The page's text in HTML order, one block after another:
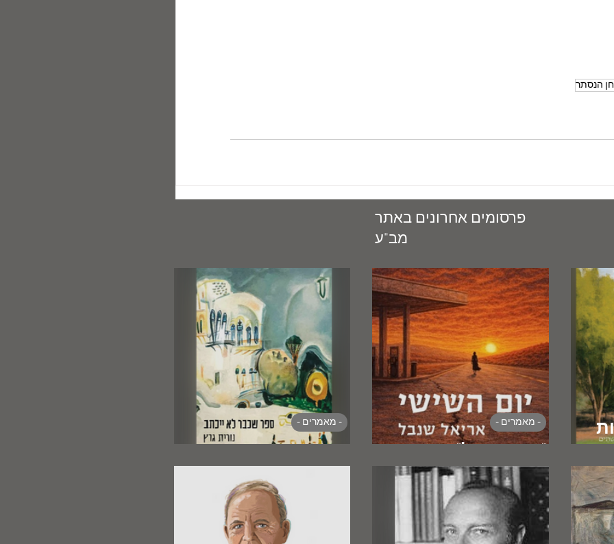
חן הנסתר
פרסומים אחרונים באתר
מב"ע
- מאמרים - - מאמרים -